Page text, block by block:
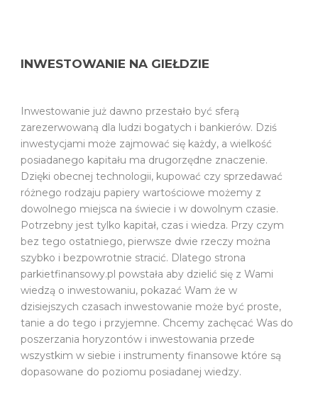
INWESTOWANIE NA GIEŁDZIE
Inwestowanie już dawno przestało być sferą
zarezerwowaną dla ludzi bogatych i bankierów. Dziś
inwestycjami może zajmować się każdy, a wielkość
posiadanego kapitału ma drugorzędne znaczenie.
Dzięki obecnej technologii, kupować czy sprzedawać
różnego rodzaju papiery wartościowe możemy z
dowolnego miejsca na świecie i w dowolnym czasie.
Potrzebny jest tylko kapitał, czas i wiedza. Przy czym
bez tego ostatniego, pierwsze dwie rzeczy można
szybko i bezpowrotnie stracić. Dlatego strona
parkietfinansowy.pl powstała aby dzielić się z Wami
wiedzą o inwestowaniu, pokazać Wam że w
dzisiejszych czasach inwestowanie może być proste,
tanie a do tego i przyjemne. Chcemy zachęcać Was do
poszerzania horyzontów i inwestowania przede
wszystkim w siebie i instrumenty finansowe które są
dopasowane do poziomu posiadanej wiedzy.